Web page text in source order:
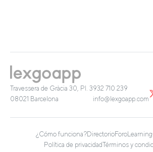
Travessera de Gràcia 30, Pl. 3
08021 Barcelona
932 710 239
info@lexgoapp.com
¿Cómo funciona?DirectorioForoLearning
Política de privacidadTérminos y